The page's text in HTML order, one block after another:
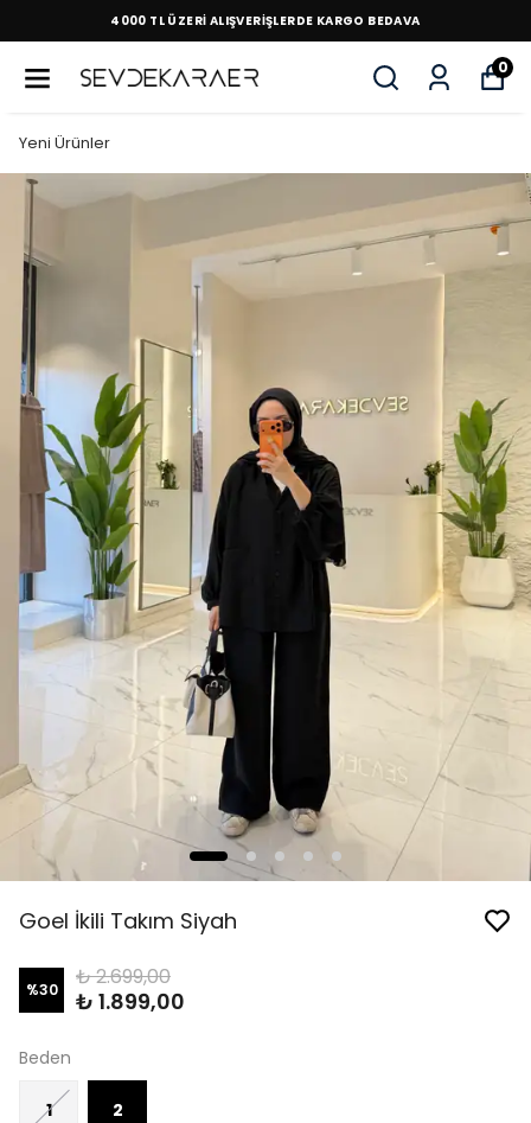
4000 TL ÜZERİ ALIŞVERİŞLERDE KARGO BEDAVA
0
Yeni Ürünler
Goel İkili Takım Siyah
%30 ₺ 2.699,00
₺ 1.899,00
Beden
1 2